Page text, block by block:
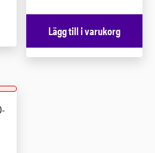
Lägg till i varukorg